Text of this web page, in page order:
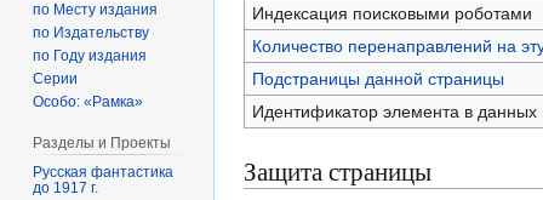
Индексация поисковыми роботами
Количество перенаправлений на
Подстраницы данной страницы
Идентификатор элемента в данных
Защита страницы
по Месту издания
по Издательству
по Году издания
Серии
Особо: «Рамка»
Разделы и Проекты
Русская фантастика
до 1917 г.